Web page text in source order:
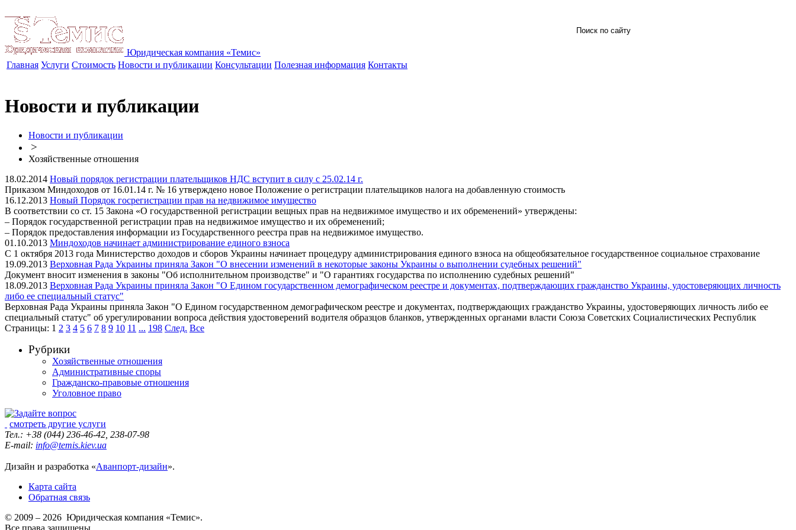
Юридическая компания «Темис»
Главная Услуги Стоимость Новости и публикации Консультации Полезная информация Контакты
Новости и публикации
Новости и публикации
>
Хозяйственные отношения
18.02.2014 Новый порядок регистрации плательщиков НДС вступит в силу с 25.02.14 г.
Приказом Миндоходов от 16.01.14 г. № 16 утверждено новое Положение о регистрации плательщиков налога на добавленную стоимость
16.12.2013 Новый Порядок госрегистрации прав на недвижимое имущество
В соответствии со ст. 15 Закона «О государственной регистрации вещных прав на недвижимое имущество и их обременений» утверждены:
– Порядок государственной регистрации прав на недвижимое имущество и их обременений;
– Порядок предоставления информации из Государственного реестра прав на недвижимое имущество.
01.10.2013 Миндоходов начинает администрирование единого взноса
С 1 октября 2013 года Министерство доходов и сборов Украины начинает процедуру администрирования единого взноса на общеобязательное государственное социальное страхование
19.09.2013 Верховная Рада Украины приняла Закон "О внесении изменений в некоторые законы Украины о выполнении судебных решений"
Документ вносит изменения в законы "Об исполнительном производстве" и "О гарантиях государства по исполнению судебных решений"
18.09.2013 Верховная Рада Украины приняла Закон "О Едином государственном демографическом реестре и документах, подтверждающих гражданство Украины, удостоверяющих личность
либо ее специальный статус"
Верховная Рада Украины приняла Закон "О Едином государственном демографическом реестре и документах, подтверждающих гражданство Украины, удостоверяющих личность либо ее
специальный статус" об урегулировании вопроса действия удостоверений водителя образцов бланков, утвержденных органами власти Союза Советских Социалистических Республик
Страницы: 1 2 3 4 5 6 7 8 9 10 11 ... 198 След. Все
Рубрики
Хозяйственные отношения
Административные споры
Гражданско-правовые отношения
Уголовное право
смотреть другие услуги
Тел.: +38 (044) 236-46-42, 238-07-98
E-mail: info@temis.kiev.ua
Дизайн и разработка «Аванпорт-дизайн».
Карта сайта
Обратная связь
© 2009 – 2026 Юридическая компания «Темис».
Все права защищены.